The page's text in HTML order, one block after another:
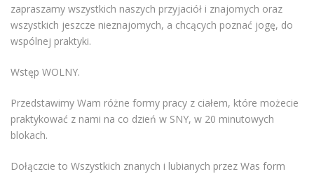
zapraszamy wszystkich naszych przyjaciół i znajomych oraz
wszystkich jeszcze nieznajomych, a chcących poznać jogę, do
wspólnej praktyki.
Wstęp WOLNY.
Przedstawimy Wam różne formy pracy z ciałem, które możecie
praktykować z nami na co dzień w SNY, w 20 minutowych
blokach.
Dołączcie to Wszystkich znanych i lubianych przez Was form